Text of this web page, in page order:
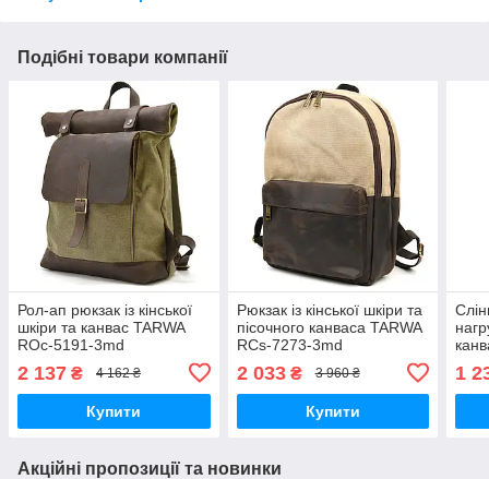
Подібні товари компанії
Рол-ап рюкзак із кінської
шкіри та канвас TARWA
ROc-5191-3md
2 137 ₴ 4 162 ₴
Купити
Рюкзак із кінської шкіри та
пісочного канваса TARWA
RCs-7273-3md
2 033₴ 3 960 ₴
Купити
1
Акційні пропозиції та новинки